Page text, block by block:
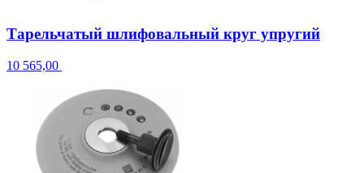
Тарельчатый шлифовальный круг упругий
10 565,00